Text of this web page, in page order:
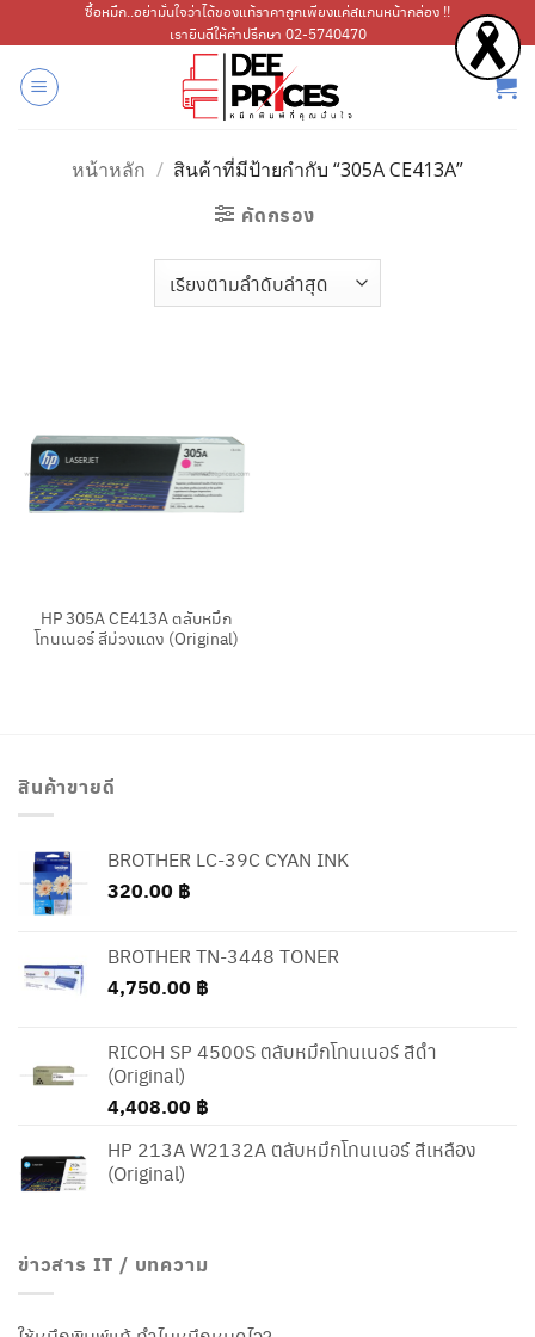
ไป
เนื้อหา
ซื้อหมึก..อย่ามั่นใจว่าได้ของแท้ราคาถูกเพียงแค่สแกนหน้ากล่อง !!
เรายินดีให้คำปรึกษา 02-5740470
หน้าหลัก / สินค้าที่มีป้ายกำกับ “305A CE413A”
คัดกรอง
HP 305A CE413A ตลับหมึก
โทนเนอร์ สีม่วงแดง (Original)
สินค้าขายดี
BROTHER LC-39C CYAN INK
320.00 ฿
BROTHER TN-3448 TONER
4,750.00 ฿
RICOH SP 4500S ตลับหมึกโทนเนอร์ สีดำ
(Original)
4,408.00 ฿
HP 213A W2132A ตลับหมึกโทนเนอร์ สีเหลือง
(Original)
ข่าวสาร IT / บทความ